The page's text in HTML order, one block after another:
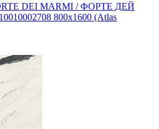
DEI MARMI / ФОРТЕ ДЕЙ
800x1600 (Atlas